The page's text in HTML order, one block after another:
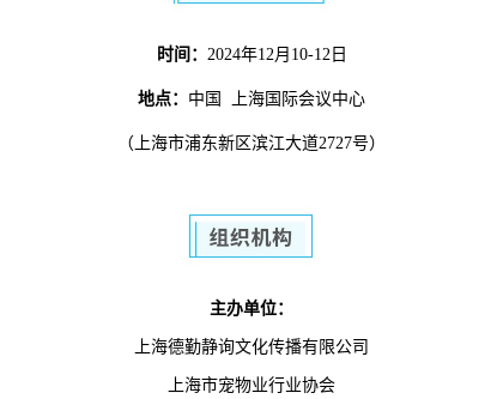
时间： 2024年12月10-12日
地点： 中国 上海国际会议中心
（上海市浦东新区滨江大道2727号）
主办单位：
上海德勤静询文化传播有限公司
上海市宠物业行业协会